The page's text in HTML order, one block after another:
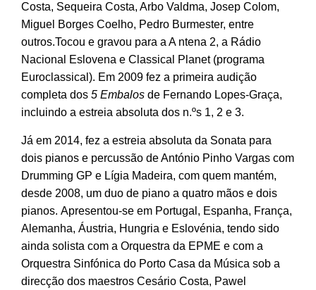
Costa, Sequeira Costa, Arbo Valdma, Josep Colom,
Miguel Borges Coelho, Pedro Burmester, entre
outros.Tocou e gravou para a A ntena 2, a Rádio
Nacional Eslovena e Classical Planet (programa
Euroclassical). Em 2009 fez a primeira audição
completa dos 5 Embalos de Fernando Lopes-Graça,
incluindo a estreia absoluta dos n.ºs 1, 2 e 3.
Já em 2014, fez a estreia absoluta da Sonata para
dois pianos e percussão de António Pinho Vargas com
Drumming GP e Lígia Madeira, com quem mantém,
desde 2008, um duo de piano a quatro mãos e dois
pianos. Apresentou-se em Portugal, Espanha, França,
Alemanha, Áustria, Hungria e Eslovénia, tendo sido
ainda solista com a Orquestra da EPME e com a
Orquestra Sinfónica do Porto Casa da Música sob a
direcção dos maestros Cesário Costa, Pawel